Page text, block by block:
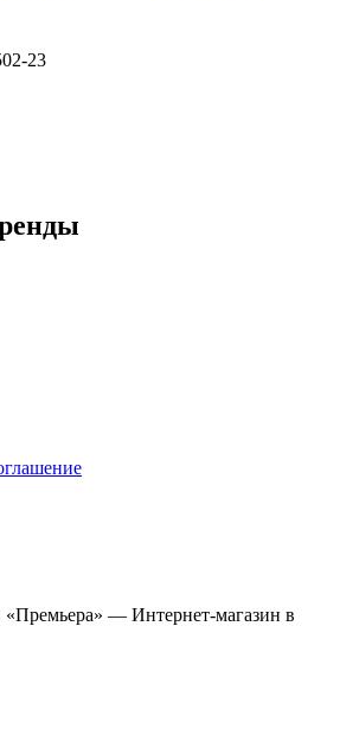
23
— Интернет-магазин в